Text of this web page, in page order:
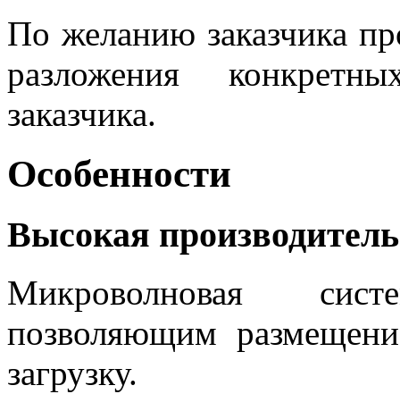
По желанию заказчика
разложения
заказчика.
Особенности
Высокая
Микроволновая
позволяющим
загрузку.